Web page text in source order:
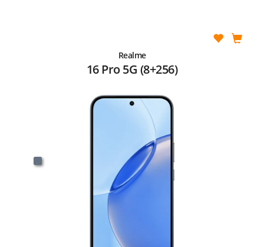
Realme
16 Pro 5G (8+256)